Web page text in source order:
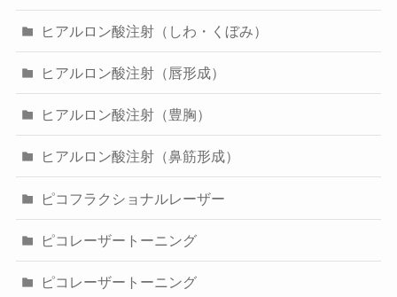
ヒアルロン酸注射（しわ・くぼみ）
ヒアルロン酸注射（唇形成）
ヒアルロン酸注射（豊胸）
ヒアルロン酸注射（鼻筋形成）
ピコフラクショナルレーザー
ピコレーザートーニング
ピコレーザートーニング